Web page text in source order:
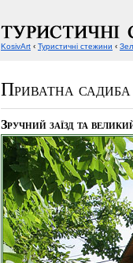
Приватна
Зручний заїзд та
KosivArt ‹ Туристичні стежини ‹